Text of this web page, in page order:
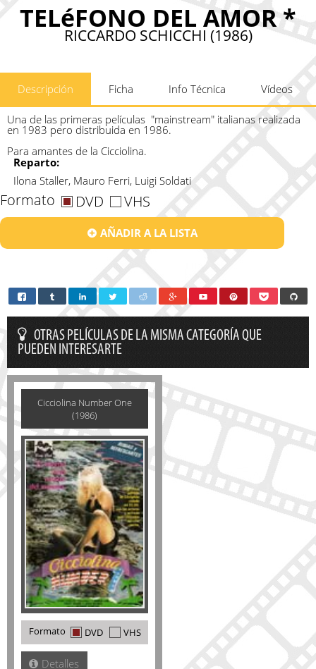
TELéFONO DEL AMOR *
RICCARDO SCHICCHI (1986)
Descripción Ficha Info Técnica Vídeos
Una de las primeras películas "mainstream" italianas realizada
en 1983 pero distribuida en 1986.
Para amantes de la Cicciolina.
Reparto:
Ilona Staller, Mauro Ferri, Luigi Soldati
Formato DVD VHS
AÑADIR A LA LISTA
OTRAS PELÍCULAS DE LA MISMA CATEGORÍA QUE
PUEDEN INTERESARTE
Cicciolina Number One
(1986)
Formato DVD VHS
Detalles